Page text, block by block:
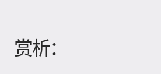
赏析：